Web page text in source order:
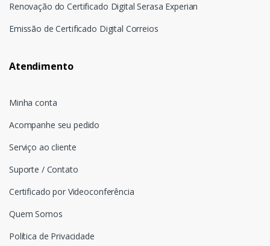
Renovação do Certificado Digital Serasa Experian
Emissão de Certificado Digital Correios
Atendimento
Minha conta
Acompanhe seu pedido
Serviço ao cliente
Suporte / Contato
Certificado por Videoconferência
Quem Somos
Política de Privacidade